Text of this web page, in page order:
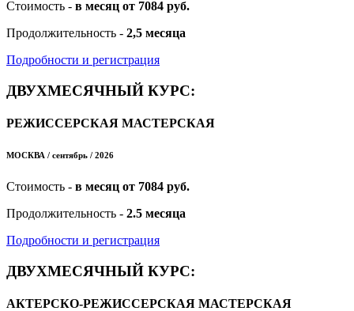
Стоимость - в месяц от 7084 руб.
Продолжительность - 2,5 месяца
Подробности и регистрация
ДВУХМЕСЯЧНЫЙ КУРС:
РЕЖИССЕРСКАЯ МАСТЕРСКАЯ
МОСКВА / сентябрь / 2026
Стоимость - в месяц от 7084 руб.
Продолжительность - 2.5 месяца
Подробности и регистрация
ДВУХМЕСЯЧНЫЙ КУРС:
АКТЕРСКО-РЕЖИССЕРСКАЯ МАСТЕРСКАЯ